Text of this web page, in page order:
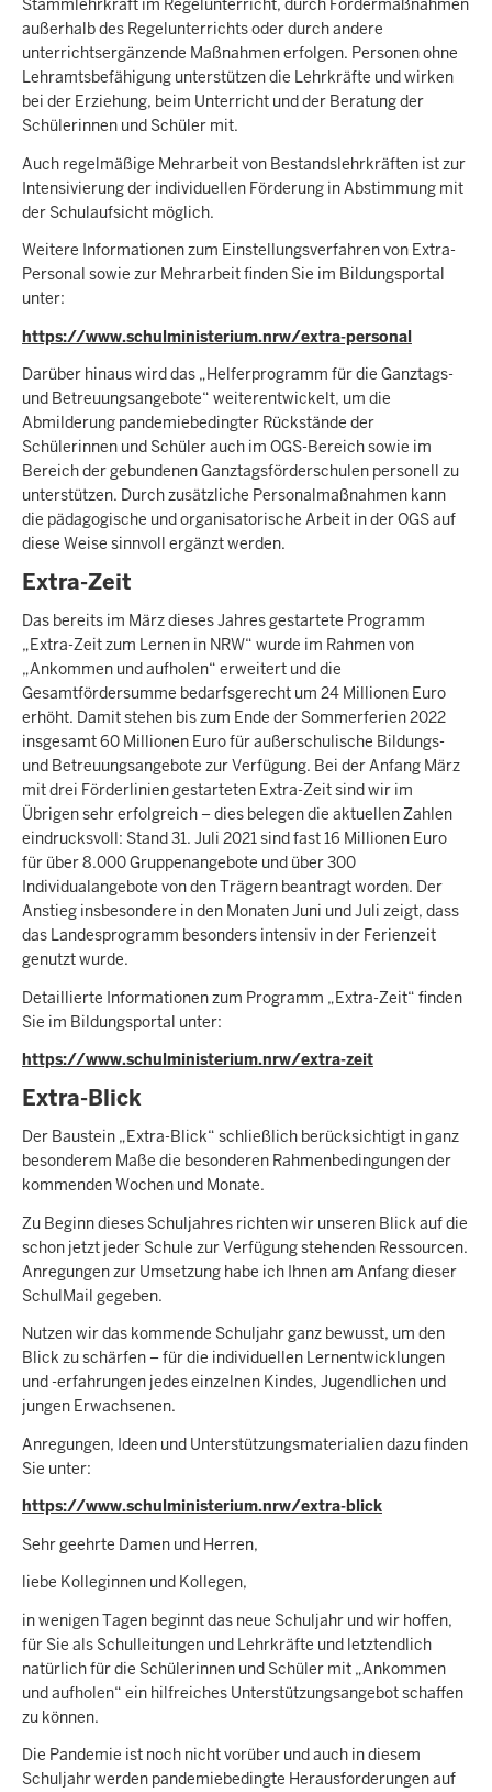
Stammlehrkraft im Regelunterricht, durch Fördermaßnahmen
außerhalb des Regelunterrichts oder durch andere
unterrichtsergänzende Maßnahmen erfolgen. Personen ohne
Lehramtsbefähigung unterstützen die Lehrkräfte und wirken
bei der Erziehung, beim Unterricht und der Beratung der
Schülerinnen und Schüler mit.
Auch regelmäßige Mehrarbeit von Bestandslehrkräften ist zur
Intensivierung der individuellen Förderung in Abstimmung mit
der Schulaufsicht möglich.
Weitere Informationen zum Einstellungsverfahren von Extra-
Personal sowie zur Mehrarbeit finden Sie im Bildungsportal
unter:
https://www.schulministerium.nrw/extra-personal
Darüber hinaus wird das „Helferprogramm für die Ganztags-
und Betreuungsangebote“ weiterentwickelt, um die
Abmilderung pandemiebedingter Rückstände der
Schülerinnen und Schüler auch im OGS-Bereich sowie im
Bereich der gebundenen Ganztagsförderschulen personell zu
unterstützen. Durch zusätzliche Personalmaßnahmen kann
die pädagogische und organisatorische Arbeit in der OGS auf
diese Weise sinnvoll ergänzt werden.
Extra-Zeit
Das bereits im März dieses Jahres gestartete Programm
„Extra-Zeit zum Lernen in NRW“ wurde im Rahmen von
„Ankommen und aufholen“ erweitert und die
Gesamtfördersumme bedarfsgerecht um 24 Millionen Euro
erhöht. Damit stehen bis zum Ende der Sommerferien 2022
insgesamt 60 Millionen Euro für außerschulische Bildungs-
und Betreuungsangebote zur Verfügung. Bei der Anfang März
mit drei Förderlinien gestarteten Extra-Zeit sind wir im
Übrigen sehr erfolgreich – dies belegen die aktuellen Zahlen
eindrucksvoll: Stand 31. Juli 2021 sind fast 16 Millionen Euro
für über 8.000 Gruppenangebote und über 300
Individualangebote von den Trägern beantragt worden. Der
Anstieg insbesondere in den Monaten Juni und Juli zeigt, dass
das Landesprogramm besonders intensiv in der Ferienzeit
genutzt wurde.
Detaillierte Informationen zum Programm „Extra-Zeit“ finden
Sie im Bildungsportal unter:
https://www.schulministerium.nrw/extra-zeit
Extra-Blick
Der Baustein „Extra-Blick“ schließlich berücksichtigt in ganz
besonderem Maße die besonderen Rahmenbedingungen der
kommenden Wochen und Monate.
Zu Beginn dieses Schuljahres richten wir unseren Blick auf die
schon jetzt jeder Schule zur Verfügung stehenden Ressourcen.
Anregungen zur Umsetzung habe ich Ihnen am Anfang dieser
SchulMail gegeben.
Nutzen wir das kommende Schuljahr ganz bewusst, um den
Blick zu schärfen – für die individuellen Lernentwicklungen
und -erfahrungen jedes einzelnen Kindes, Jugendlichen und
jungen Erwachsenen.
Anregungen, Ideen und Unterstützungsmaterialien dazu finden
Sie unter:
https://www.schulministerium.nrw/extra-blick
Sehr geehrte Damen und Herren,
liebe Kolleginnen und Kollegen,
in wenigen Tagen beginnt das neue Schuljahr und wir hoffen,
für Sie als Schulleitungen und Lehrkräfte und letztendlich
natürlich für die Schülerinnen und Schüler mit „Ankommen
und aufholen“ ein hilfreiches Unterstützungsangebot schaffen
zu können.
Die Pandemie ist noch nicht vorüber und auch in diesem
Schuljahr werden pandemiebedingte Herausforderungen auf